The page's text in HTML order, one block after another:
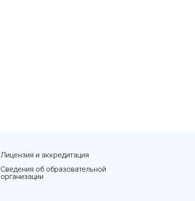
Лицензия и аккредитация
Сведения об образовательной
организации